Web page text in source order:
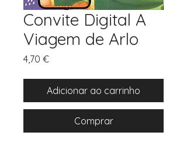
Convite Digital A
Viagem de Arlo
4,70 €Preço
Adicionar ao carrinho
Comprar